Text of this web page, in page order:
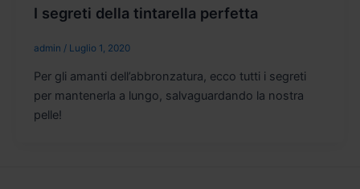
I segreti della tintarella perfetta
admin / Luglio 1, 2020
Per gli amanti dell’abbronzatura, ecco tutti i segreti
per mantenerla a lungo, salvaguardando la nostra
pelle!